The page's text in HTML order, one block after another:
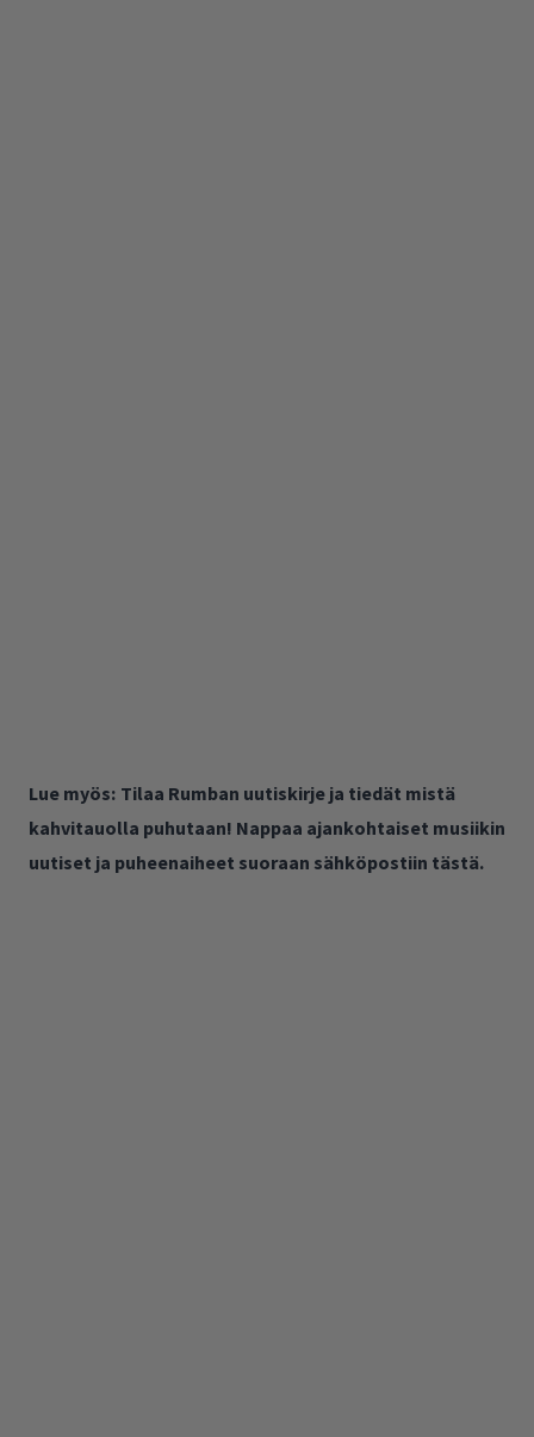
Lue myös: Tilaa Rumban uutiskirje ja tiedät mistä
kahvitauolla puhutaan! Nappaa ajankohtaiset musiikin
uutiset ja puheenaiheet suoraan sähköpostiin tästä.